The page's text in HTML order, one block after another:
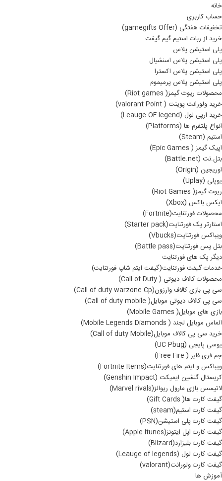
خانه
حساب کاربری
تخفیفات هفتگی (gamegifts Offer)
خرید از ربات استیم گیم گیفت
پلی استیشن پلاس
پلی استیشن پلاس اسنشیال
پلی استیشن پلاس اکسترا
پلی استیشن پلاس پرمیموم
محصولات ریوت گیمز( Riot games)
خرید ولورانت پوینت ( valorant Point)
خرید ارپی لول (Leauge OF legend)
انواع پلتفرم ها (Platforms)
استیم (Steam)
اپیک گیمز ( Epic Games)
بتل.نت (Battle.net)
اوریجین (Origin)
یوپلی (Uplay)
ریوت گیمز( Riot Games)
ایکس باکس (Xbox)
محصولات فورتنایت(Fortnite)
استارتر پک فورتنایت(Starter pack)
ویباکس فورتنایت(Vbucks)
بتل پس فورتنایت(Battle pass)
دیگر پک های فورتنایت
خدمات گیفت فورتنایت(گیفت ایتم شاپ فورتنایت)
محصولات کالاف دیوتی ( Call of Duty)
سی پی بازی کالاف وارزون(Call of duty warzone Cp)
سی پی کالاف دیوتی موبایل( Call of duty mobile)
بازی های موبایل( Mobile Games)
الماس موبایل لجند ( Mobile Legends Diamonds)
خرید سی پی کالاف موبایل(Call of duty Mobile)
یوسی پایجی (UC Pbug)
جم فری فایر ( Free Fire)
ویباکس و ایتم های فورتنایت(Fortnite Items)
کریستال گنشین ایمپکت (Genshin Impact)
لاتیسس بازی مارول ریوالز(Marvel rivals)
گیفت کارت ها( Gift Cards)
گیفت کارت استیم(steam)
گیفت کارت پلی استیشن(PSN)
گیفت کارت اپل ایتونز(Apple Itunes)
گیفت کارت بلیزارد(Blizard)
گیفت کارت لول (Leauge of legends)
گیفت کارت ولورانت(valorant)
آموزش ها